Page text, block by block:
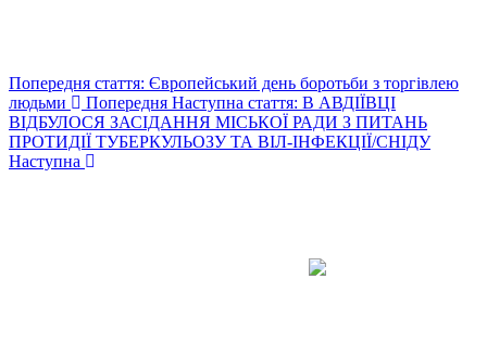
Попередня стаття: Європейський день боротьби з торгівлею
людьми
Попередня Наступна стаття: В АВДІЇВЦІ
ВІДБУЛОСЯ ЗАСІДАННЯ МІСЬКОЇ РАДИ З ПИТАНЬ
ПРОТИДІЇ ТУБЕРКУЛЬОЗУ ТА ВІЛ-ІНФЕКЦІЇ/СНІДУ
Наступна